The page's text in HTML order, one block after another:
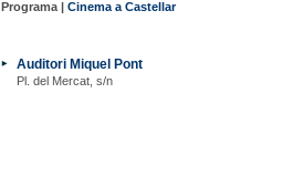
Programa | Cinema a Castellar
Auditori Miquel Pont
Pl. del Mercat, s/n